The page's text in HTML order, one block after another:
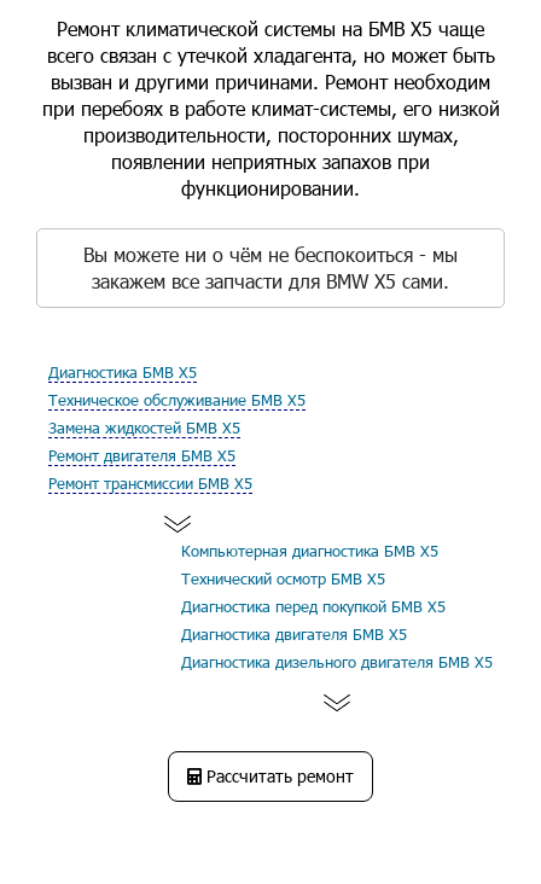
Ремонт климатической системы на БМВ Х5 чаще
всего связан с утечкой хладагента, но может быть
вызван и другими причинами. Ремонт необходим
при перебоях в работе климат-системы, его низкой
производительности, посторонних шумах,
появлении неприятных запахов при
функционировании.
Вы можете ни о чём не беспокоиться - мы
закажем все запчасти для BMW X5 сами.
Диагностика БМВ Х5
Техническое обслуживание БМВ Х5
Замена жидкостей БМВ Х5
Ремонт двигателя БМВ Х5
Ремонт трансмиссии БМВ Х5
Компьютерная диагностика БМВ Х5
Технический осмотр БМВ Х5
Диагностика перед покупкой БМВ Х5
Диагностика двигателя БМВ Х5
Диагностика дизельного двигателя БМВ Х5
Рассчитать ремонт